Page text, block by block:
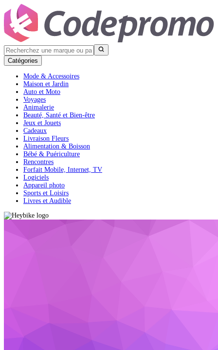
Catégories
Mode & Accessoires
Maison et Jardin
Auto et Moto
Voyages
Animalerie
Beauté, Santé et Bien-être
Jeux et Jouets
Cadeaux
Livraison Fleurs
Alimentation & Boisson
Bébé & Puériculture
Rencontres
Forfait Mobile, Internet, TV
Logiciels
Appareil photo
Sports et Loisirs
Livres et Audible